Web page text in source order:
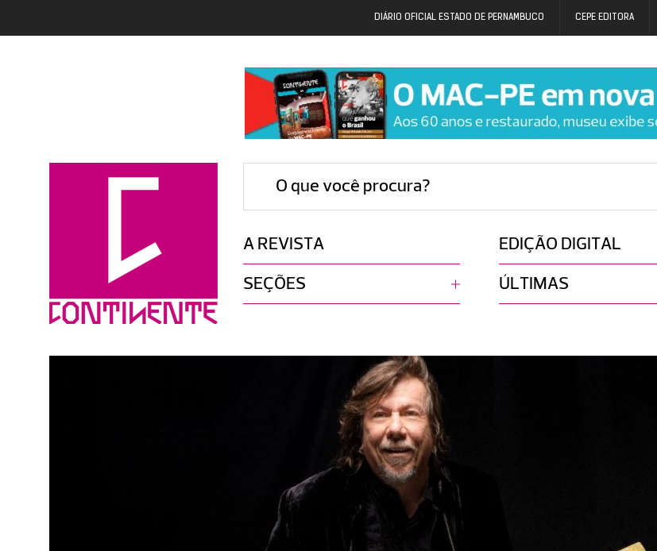
DIÁRIO OFICIAL ESTADO DE PERNAMBUCO CEPE EDITORA
O que você procura?
A REVISTA EDIÇÃO DIGITAL
SEÇÕES ÚLTIMAS